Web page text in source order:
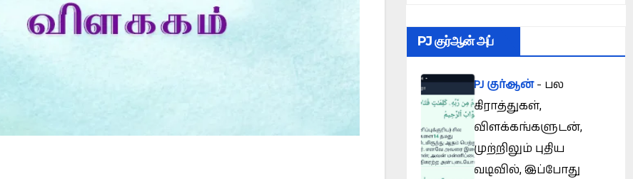
PJ குர்ஆன் அப்
PJ குர்ஆன்- பல
கிராத்துகள்,
விளக்கங்களுடன்,
முற்றிலும் புதிய
வடிவில், இப்போது